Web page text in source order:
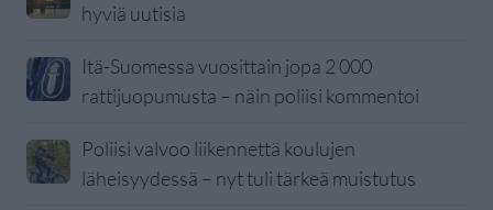
hyviä uutisia
Itä-Suomessa vuosittain jopa 2 000
rattijuopumusta – näin poliisi kommentoi
Poliisi valvoo liikennettä koulujen
läheisyydessä – nyt tuli tärkeä muistutus